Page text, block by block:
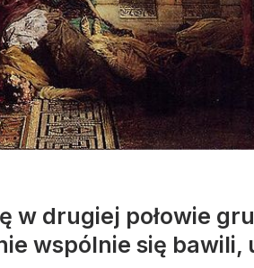
w drugiej połowie
wspólnie się